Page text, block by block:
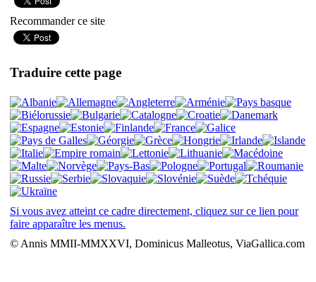
Recommander ce site
Traduire cette page
Si vous avez atteint ce cadre directement, cliquez sur ce lien pour
faire apparaître les menus.
© Annis MMII-MMXXVI, Dominicus Malleotus, ViaGallica.com